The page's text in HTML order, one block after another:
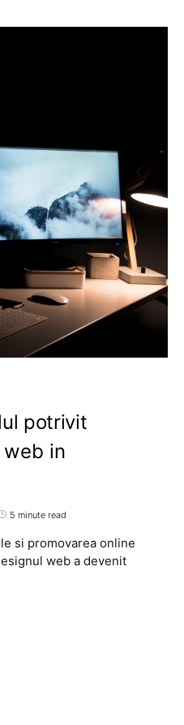
potrivit
in
5 minute read
si promovarea online
web a devenit